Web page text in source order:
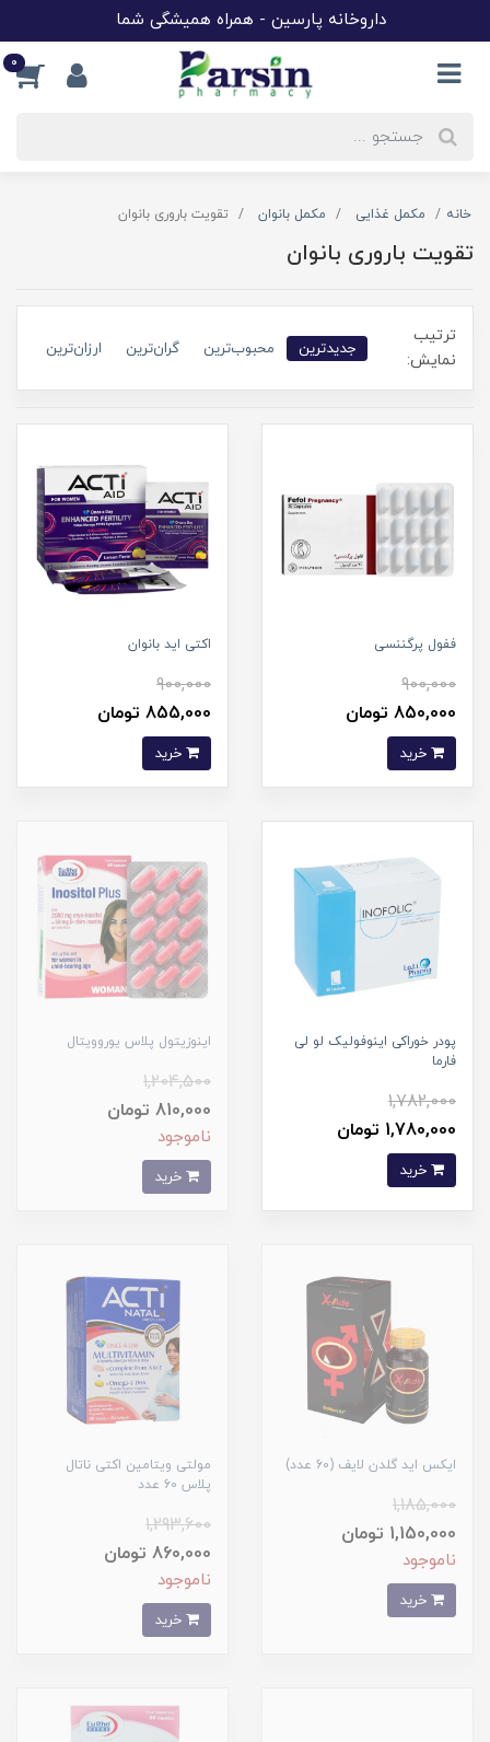
داروخانه پارسین - همراه همیشگی شما
0
خانه مکمل غذایی مکمل بانوان تقویت باروری بانوان
تقویت باروری بانوان
ترتیب
نمایش:
جدیدترین محبوب‌ترین گران‌ترین ارزان‌ترین
ففول پرگننسی
900,000
850,000 تومان
اکتی اید بانوان
900,000
855,000 تومان
پودر خوراکی اینوفولیک لو لی
فارما
1,782,000
1,780,000 تومان
اینوزیتول پلاس یوروویتال
1,204,500
810,000 تومان
ناموجود
ایکس اید گلدن لایف (60 عدد)
1,185,000
1,150,000 تومان
ناموجود
مولتی ویتامین اکتی ناتال
پلاس 60 عدد
1,293,600
860,000 تومان
ناموجود